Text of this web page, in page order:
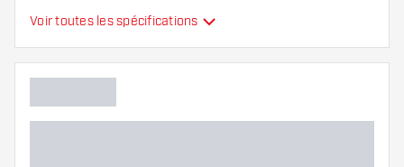
Matériel Fléchettes
Joueur de fléchettes
Voir toutes les spécifications